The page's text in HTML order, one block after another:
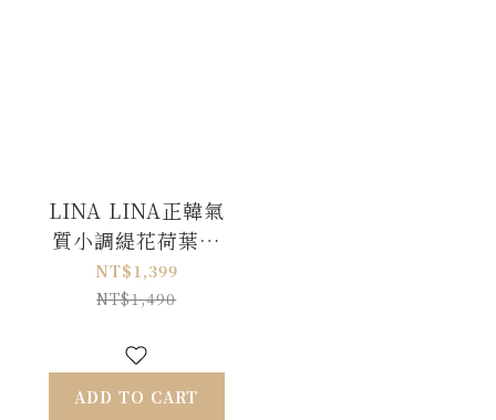
LINA LINA正韓氣
質小調緹花荷葉珍
珠釦上衣-迷人藍
NT$1,399
NT$1,490
ADD TO CART